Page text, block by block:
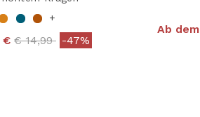
+
€ Price reduced from
€ 14,99to-47%
Ab